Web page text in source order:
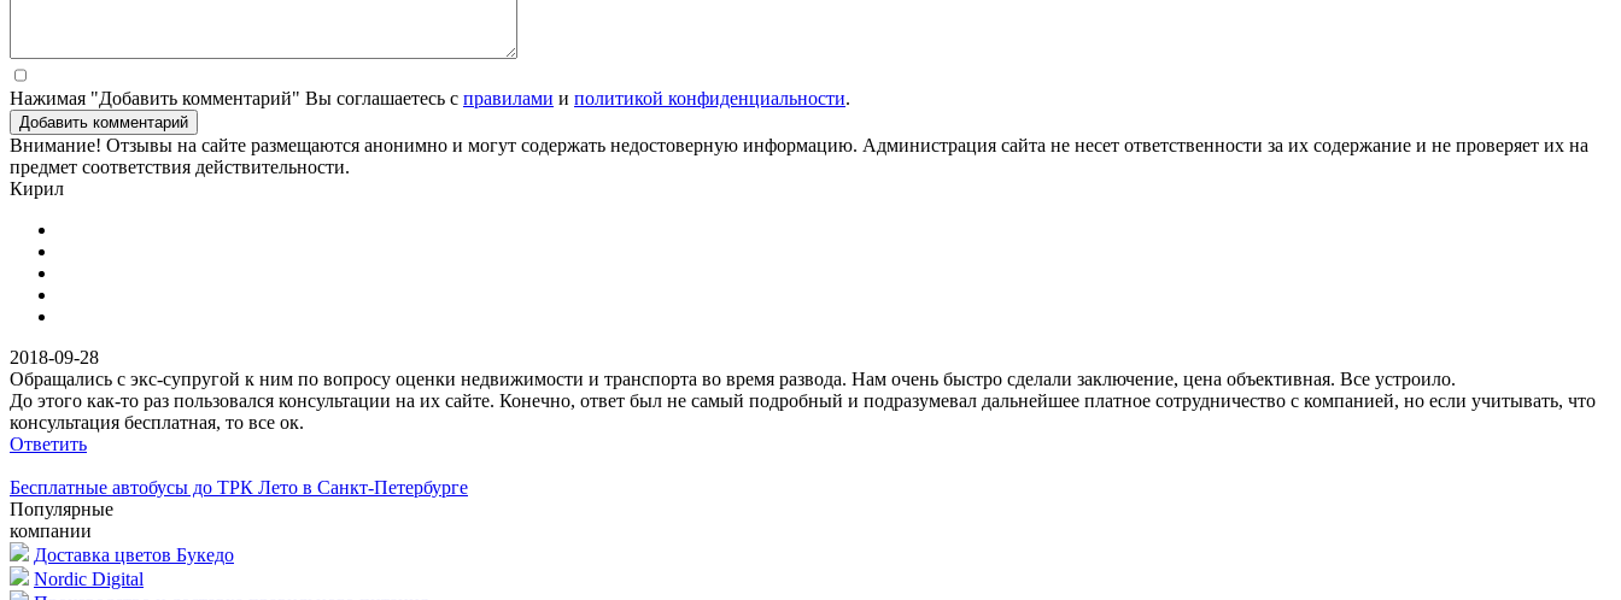
Нажимая "Добавить комментарий" Вы соглашаетесь с правилами и политикой конфиденциальности.
Добавить комментарий
Внимание! Отзывы на сайте размещаются анонимно и могут содержать недостоверную информацию. Администрация сайта не несет ответственности за их содержание и не проверяет их на
предмет соответствия действительности.
Кирил
2018-09-28
Обращались с экс-супругой к ним по вопросу оценки недвижимости и транспорта во время развода. Нам очень быстро сделали заключение, цена объективная. Все устроило.
До этого как-то раз пользовался консультации на их сайте. Конечно, ответ был не самый подробный и подразумевал дальнейшее платное сотрудничество с компанией, но если учитывать, что
консультация бесплатная, то все ок.
Ответить
Бесплатные автобусы до ТРК Лето в Санкт-Петербурге
Популярные
компании
Доставка цветов Букедо
Nordic Digital